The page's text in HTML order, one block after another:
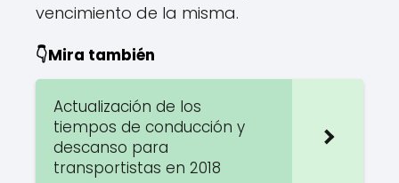
vencimiento de la misma.
👇Mira también
Actualización de los
tiempos de conducción y
descanso para
transportistas en 2018